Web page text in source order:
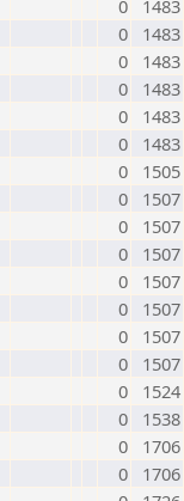
0
1483
0
1483
0
1483
0
1483
0
1483
0
1483
0
1505
0
1507
0
1507
0
1507
0
1507
0
1507
0
1507
0
1507
0
1524
0
1538
0
1706
0
1706